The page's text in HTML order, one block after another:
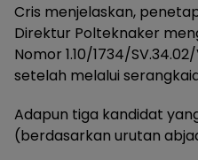
Cris menjelaskan,
Direktur Polteknaker
Nomor 1.10/1734/
setelah melalui
Adapun tiga kandidat
(berdasarkan urutan